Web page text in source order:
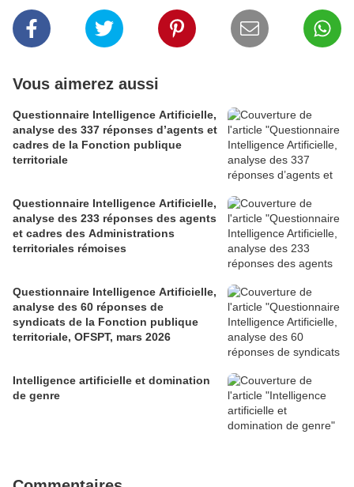
Vous aimerez aussi
Questionnaire Intelligence Artificielle,
analyse des 337 réponses d’agents et
cadres de la Fonction publique
territoriale
Questionnaire Intelligence Artificielle,
analyse des 233 réponses des agents
et cadres des Administrations
territoriales rémoises
Questionnaire Intelligence Artificielle,
analyse des 60 réponses de
syndicats de la Fonction publique
territoriale, OFSPT, mars 2026
Intelligence artificielle et domination
de genre